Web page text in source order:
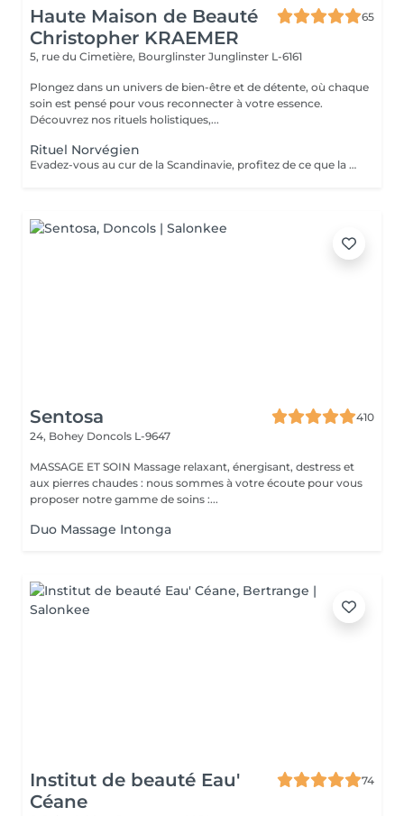
Haute Maison de Beauté
Christopher KRAEMER
65
5, rue du Cimetière, Bourglinster Junglinster L-6161
Plongez dans un univers de bien-être et de détente, où chaque
soin est pensé pour vous reconnecter à votre essence.
Découvrez nos rituels holistiques,...
Rituel Norvégien
Evadez-vous au cur de la Scandinavie, profitez de ce que la nature a, à vous offrir Une parenthèse végétale très inspirante pour déconnecter et se reconnecter Véritable moment de relaxation complète. Sauna infrarouge, Massage shiatsu, bol d'air jacquier, douche. Onction du huiles précieuses, hammam crânien et facial, bains rythmés avec méditation guidée, exercices de sophrologie, shampooing, pose de masque et massage crânien, rituel de la cascade, rinçage à l'infusion de plantes et pulvérisation d'hydrolats qui clôturent le soin. Ne comprend pas le séchage des cheveux.
Sentosa
410
24, Bohey Doncols L-9647
MASSAGE ET SOIN Massage relaxant, énergisant, destress et
aux pierres chaudes : nous sommes à votre écoute pour vous
proposer notre gamme de soins :...
Duo Massage Intonga
Institut de beauté Eau'
Céane
74